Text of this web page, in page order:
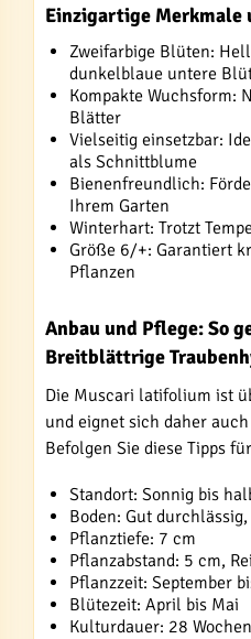
Einzigartige Merkmale
Zweifarbige Blüten:
dunkelblaue untere
Kompakte Wuchsform:
Blätter
Vielseitig einsetzbar:
als Schnittblume
Bienenfreundlich:
Ihrem Garten
Winterhart: Trotzt
Größe 6/+: Garantiert
Pflanzen
Anbau und Pflege: So
Breitblättrige
Die Muscari latifolium ist
und eignet sich daher
Befolgen Sie diese Tipps
Standort: Sonnig bis
Boden: Gut
Pflanztiefe: 7 cm
Pflanzabstand: 5 cm,
Pflanzzeit: September
Blütezeit: April bis Mai
Kulturdauer: 28 Wochen